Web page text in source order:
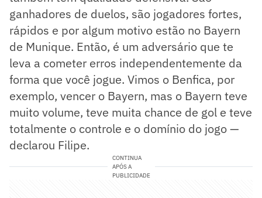
ganhadores de duelos, são jogadores fortes,
rápidos e por algum motivo estão no Bayern
de Munique. Então, é um adversário que te
leva a cometer erros independentemente da
forma que você jogue. Vimos o Benfica, por
exemplo, vencer o Bayern, mas o Bayern teve
muito volume, teve muita chance de gol e teve
totalmente o controle e o domínio do jogo —
declarou Filipe.
CONTINUA
APÓS A
PUBLICIDADE